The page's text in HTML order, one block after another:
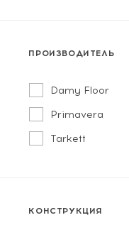
ПРОИЗВОДИТЕЛЬ
Damy Floor
Primavera
Tarkett
КОНСТРУКЦИЯ